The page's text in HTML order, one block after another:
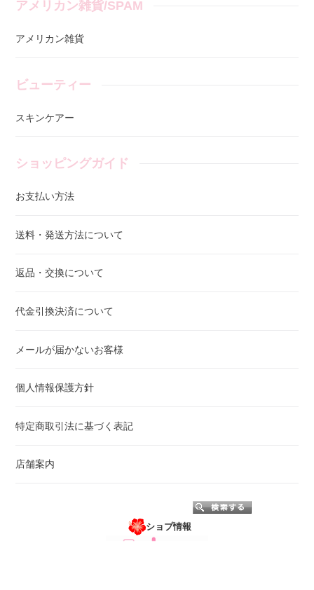
アメリカン雑貨/SPAM
アメリカン雑貨
ビューティー
スキンケアー
ショッピングガイド
お支払い方法
送料・発送方法について
返品・交換について
代金引換決済について
メールが届かないお客様
個人情報保護方針
特定商取引法に基づく表記
店舗案内
ショプ情報